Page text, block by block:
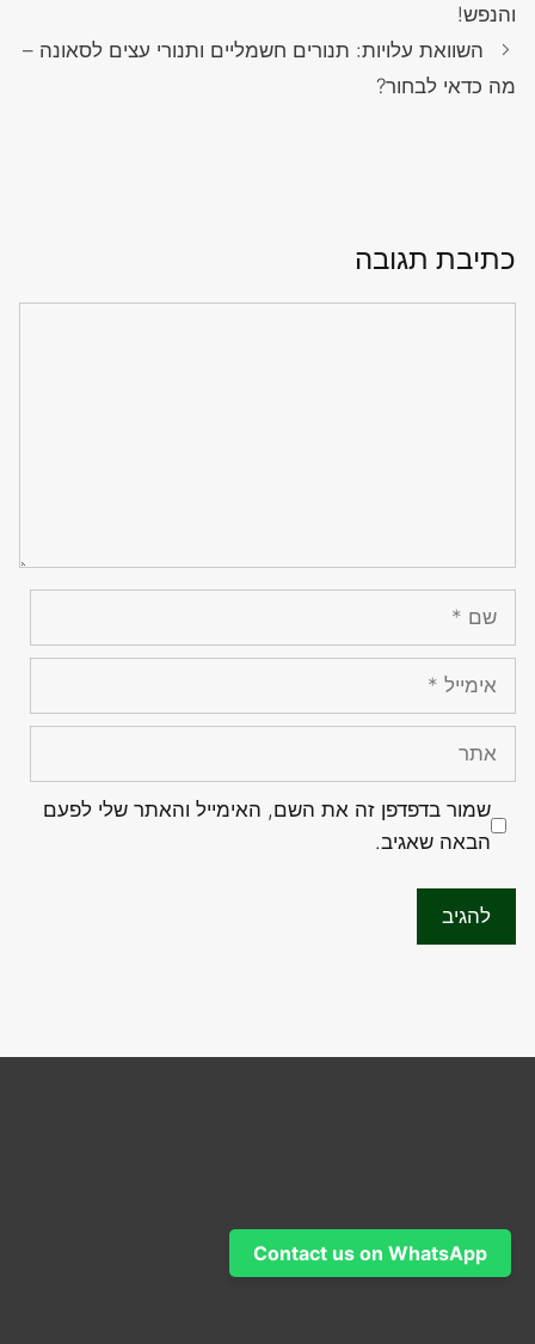
והנפש!
השוואת עלויות: תנורים חשמליים ותנורי עצים לסאונה –
מה כדאי לבחור?
כתיבת תגובה
שמור בדפדפן זה את השם, האימייל והאתר שלי לפעם
הבאה שאגיב.
Contact us on WhatsApp